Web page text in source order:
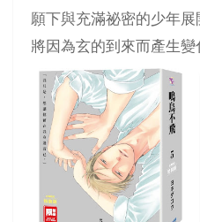
願下與充滿祕密的少年
將因為玄的到來而產生變